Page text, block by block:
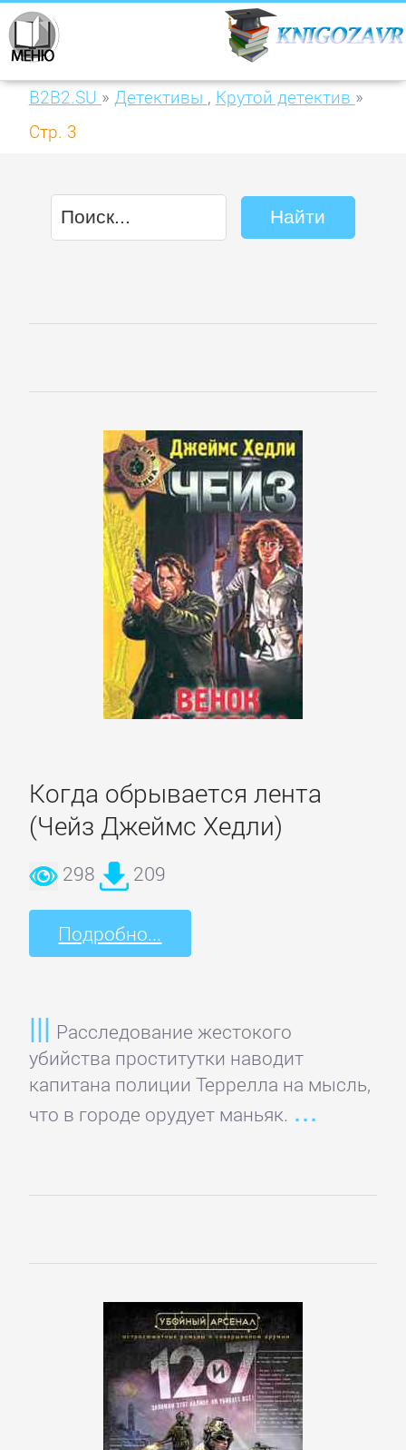
B2B2.SU » Детективы , Крутой детектив »
Стр. 3
Когда обрывается лента
(Чейз Джеймс Хедли)
298 209
Подробно...
Расследование жестокого
убийства проститутки наводит
капитана полиции Террелла на мысль,
что в городе орудует маньяк.